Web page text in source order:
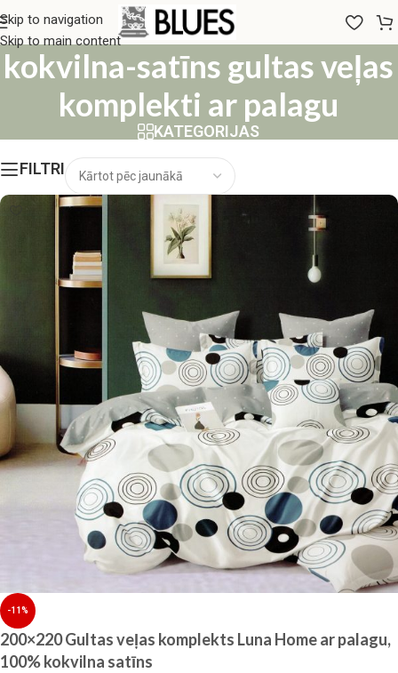
Skip to navigation
Skip to main content
200x220 "Luna Home"
kokvilna-satīns gultas veļas
komplekti ar palagu
KATEGORIJAS
FILTRI
-11%
200×220 Gultas veļas komplekts Luna Home ar palagu,
100% kokvilna satīns